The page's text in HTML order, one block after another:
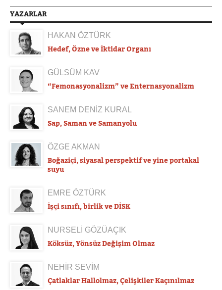
YAZARLAR
HAKAN ÖZTÜRK
Hedef, Özne ve İktidar Organı
GÜLSÜM KAV
“Femonasyonalizm” ve Enternasyonalizm
SANEM DENİZ KURAL
Sap, Saman ve Samanyolu
ÖZGE AKMAN
Boğaziçi, siyasal perspektif ve yine portakal
suyu
EMRE ÖZTÜRK
İşçi sınıfı, birlik ve DİSK
NURSELİ GÖZÜAÇIK
Köksüz, Yönsüz Değişim Olmaz
NEHİR SEVİM
Çatlaklar Hallolmaz, Çelişkiler Kaçınılmaz